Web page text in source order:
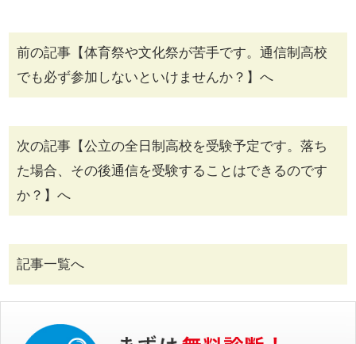
前の記事【体育祭や文化祭が苦手です。通信制高校
でも必ず参加しないといけませんか？】へ
次の記事【公立の全日制高校を受験予定です。落ち
た場合、その後通信を受験することはできるのです
か？】へ
記事一覧へ